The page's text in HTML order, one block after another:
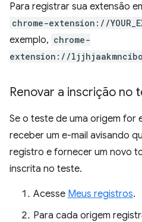
Para registrar sua extensão
chrome-extension://
exemplo, chrome-
extension://
Renovar a inscrição no
Se o teste de uma origem for
receber um e-mail avisando
registro e fornecer um novo
inscrita no teste.
Acesse Meus registros.
Para cada origem